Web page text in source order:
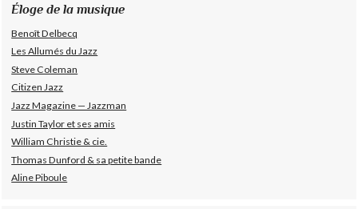
Éloge de la musique
Benoît Delbecq
Les Allumés du Jazz
Steve Coleman
Citizen Jazz
Jazz Magazine — Jazzman
Justin Taylor et ses amis
William Christie & cie.
Thomas Dunford & sa petite bande
Aline Piboule